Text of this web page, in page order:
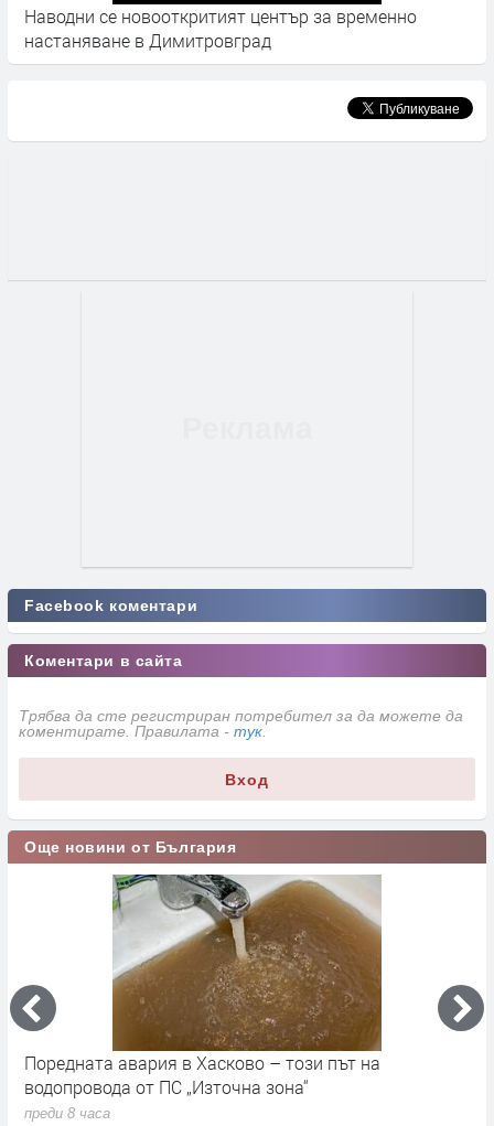
Наводни се новооткритият център за временно
настаняване в Димитровград
Facebook коментари
Коментари в сайта
Трябва да сте регистриран потребител за да можете да
коментирате. Правилата - тук
Вход
Още новини от България
Поредната авария в Хасково – този път на
водопровода от ПС „Източна зона“
преди 8 часа